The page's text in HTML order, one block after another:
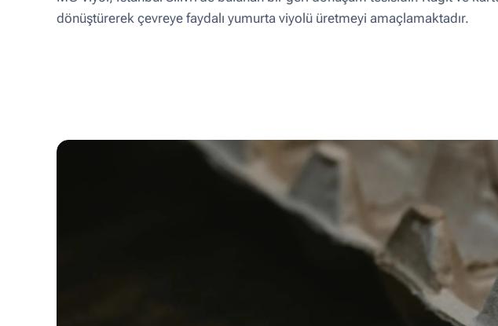
dönüştürerek çevreye faydalı yumurta viyolü üretmeyi amaçlamaktadır.